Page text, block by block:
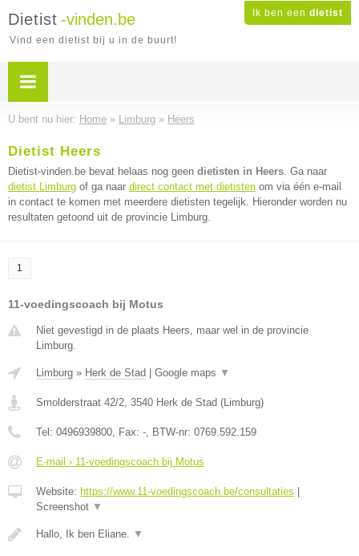
Ik ben een dietist
Dietist -vinden.be
Vind een dietist bij u in de buurt!
U bent nu hier: Home » Limburg » Heers
Dietist Heers
Dietist-vinden.be bevat helaas nog geen dietisten in Heers. Ga naar
dietist Limburg of ga naar direct contact met dietisten om via één e-mail
in contact te komen met meerdere dietisten tegelijk. Hieronder worden nu
resultaten getoond uit de provincie Limburg.
1
11-voedingscoach bij Motus
Niet gevestigd in de plaats Heers, maar wel in de provincie
Limburg.
Limburg » Herk de Stad Google maps ▼
Smolderstraat 42/2, 3540 Herk de Stad (Limburg)
Tel: 0496939800, Fax: -, BTW-nr: 0769.592.159
E-mail › 11-voedingscoach bij Motus
Website: https://www.11-voedingscoach.be/consultaties
Screenshot ▼
Hallo, Ik ben Eliane. ▼